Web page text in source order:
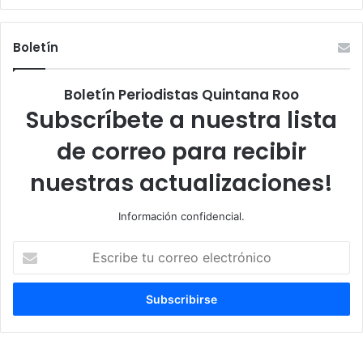
Boletín
Boletín Periodistas Quintana Roo
Subscríbete a nuestra lista
de correo para recibir
nuestras actualizaciones!
Información confidencial.
correo